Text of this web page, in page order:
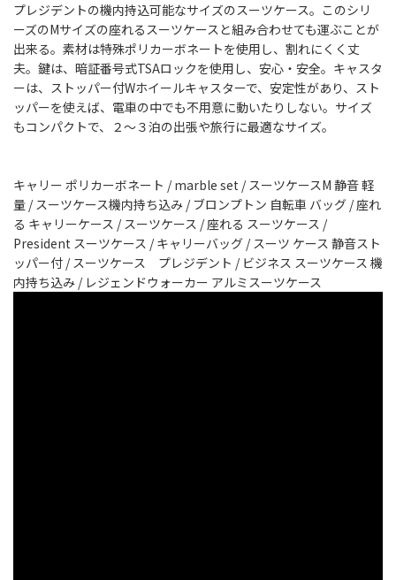
プレジデントの機内持込可能なサイズのスーツケース。このシリ
ーズのMサイズの座れるスーツケースと組み合わせても運ぶことが
出来る。素材は特殊ポリカーボネートを使用し、割れにくく丈
夫。鍵は、暗証番号式TSAロックを使用し、安心・安全。キャスタ
ーは、ストッパー付Wホイールキャスターで、安定性があり、スト
ッパーを使えば、電車の中でも不用意に動いたりしない。サイズ
もコンパクトで、２～３泊の出張や旅行に最適なサイズ。
キャリー ポリカーボネート / marble set / スーツケースM 静音 軽
量 / スーツケース機内持ち込み / ブロンプトン 自転車 バッグ / 座れ
る キャリーケース / スーツケース / 座れる スーツケース /
President スーツケース / キャリーバッグ / スーツ ケース 静音スト
ッパー付 / スーツケース プレジデント / ビジネス スーツケース 機
内持ち込み / レジェンドウォーカー アルミスーツケース